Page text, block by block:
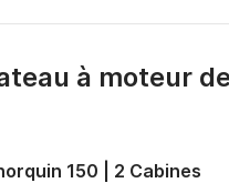
à moteur
150 | 2 Cabines